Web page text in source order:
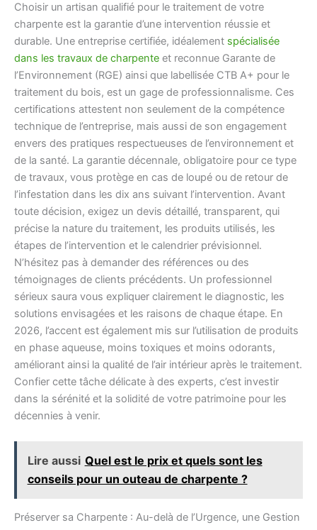
Choisir un artisan qualifié pour le traitement de votre
charpente est la garantie d’une intervention réussie et
durable. Une entreprise certifiée, idéalement spécialisée
dans les travaux de charpente et reconnue Garante de
l’Environnement (RGE) ainsi que labellisée CTB A+ pour le
traitement du bois, est un gage de professionnalisme. Ces
certifications attestent non seulement de la compétence
technique de l’entreprise, mais aussi de son engagement
envers des pratiques respectueuses de l’environnement et
de la santé. La garantie décennale, obligatoire pour ce type
de travaux, vous protège en cas de loupé ou de retour de
l’infestation dans les dix ans suivant l’intervention. Avant
toute décision, exigez un devis détaillé, transparent, qui
précise la nature du traitement, les produits utilisés, les
étapes de l’intervention et le calendrier prévisionnel.
N’hésitez pas à demander des références ou des
témoignages de clients précédents. Un professionnel
sérieux saura vous expliquer clairement le diagnostic, les
solutions envisagées et les raisons de chaque étape. En
2026, l’accent est également mis sur l’utilisation de produits
en phase aqueuse, moins toxiques et moins odorants,
améliorant ainsi la qualité de l’air intérieur après le traitement.
Confier cette tâche délicate à des experts, c’est investir
dans la sérénité et la solidité de votre patrimoine pour les
décennies à venir.
Lire aussi Quel est le prix et quels sont les
conseils pour un outeau de charpente ?
Préserver sa Charpente : Au-delà de l’Urgence, une Gestion